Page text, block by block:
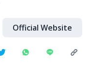
Official Website